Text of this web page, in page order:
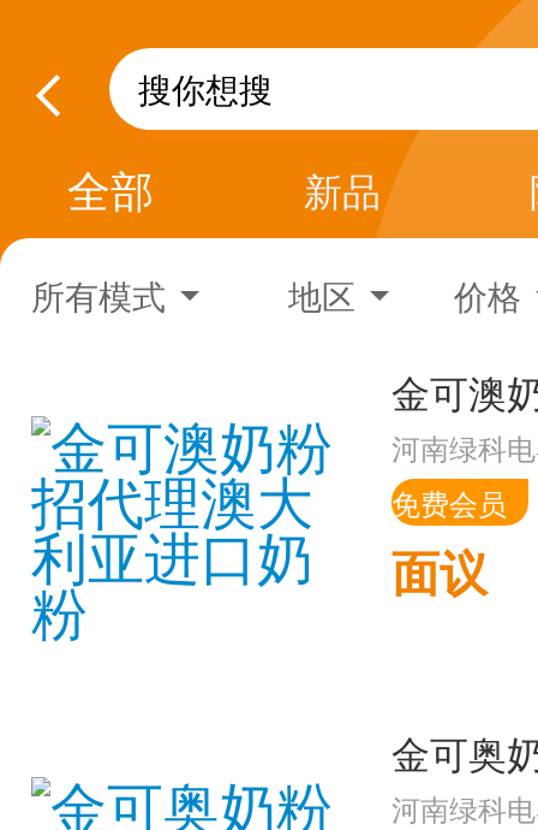
全部 新品
所有模式 地区 价格
河南绿科
免费会员
面议
河南绿科